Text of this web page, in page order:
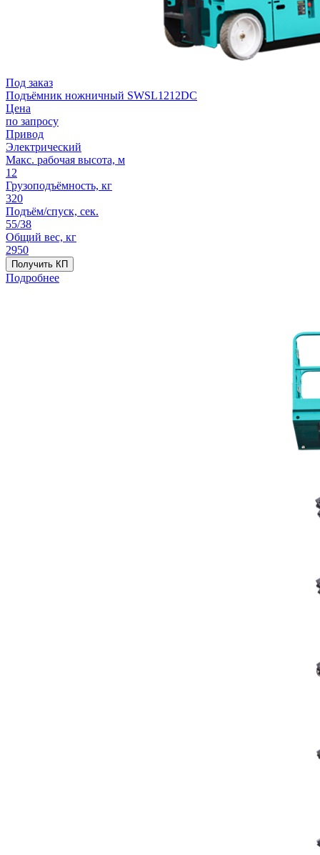
Под заказ
Подъёмник ножничный SWSL1212DC
Цена
по запросу
Привод
Электрический
Макс. рабочая высота, м
12
Грузоподъёмность, кг
320
Подъём/спуск, сек.
55/38
Общий вес, кг
2950
Получить КП
Подробнее